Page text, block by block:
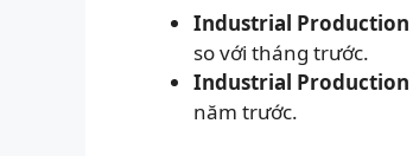
Industrial
so với tháng trước.
Industrial
năm trước.